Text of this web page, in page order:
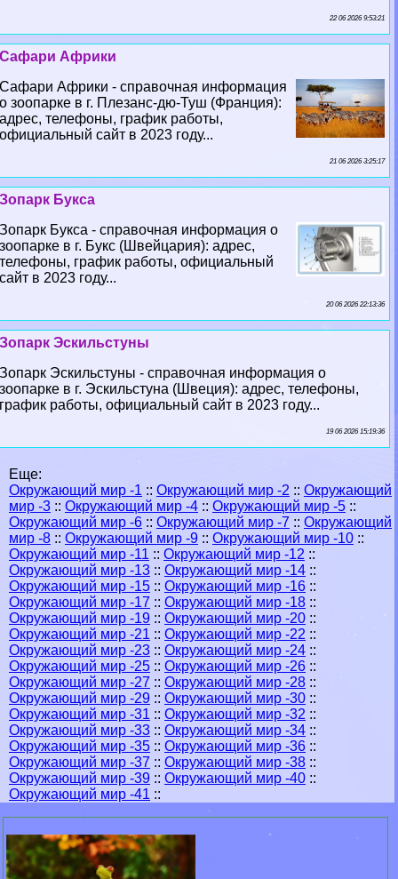
22 06 2026 9:53:21
Сафари Африки
Сафари Африки - справочная информация
о зоопарке в г. Плезанс-дю-Туш (Франция):
адрес, телефоны, график работы,
официальный сайт в 2023 году...
21 06 2026 3:25:17
Зопарк Букса
Зопарк Букса - справочная информация о
зоопарке в г. Букс (Швейцария): адрес,
телефоны, график работы, официальный
сайт в 2023 году...
20 06 2026 22:13:36
Зопарк Эскильстуны
Зопарк Эскильстуны - справочная информация о
зоопарке в г. Эскильстуна (Швеция): адрес, телефоны,
график работы, официальный сайт в 2023 году...
19 06 2026 15:19:36
Еще:
Окружающий мир -1 :: Окружающий мир -2 :: Окружающий
мир -3 :: Окружающий мир -4 :: Окружающий мир -5 ::
Окружающий мир -6 :: Окружающий мир -7 :: Окружающий
мир -8 :: Окружающий мир -9 :: Окружающий мир -10 ::
Окружающий мир -11 :: Окружающий мир -12 ::
Окружающий мир -13 :: Окружающий мир -14 ::
Окружающий мир -15 :: Окружающий мир -16 ::
Окружающий мир -17 :: Окружающий мир -18 ::
Окружающий мир -19 :: Окружающий мир -20 ::
Окружающий мир -21 :: Окружающий мир -22 ::
Окружающий мир -23 :: Окружающий мир -24 ::
Окружающий мир -25 :: Окружающий мир -26 ::
Окружающий мир -27 :: Окружающий мир -28 ::
Окружающий мир -29 :: Окружающий мир -30 ::
Окружающий мир -31 :: Окружающий мир -32 ::
Окружающий мир -33 :: Окружающий мир -34 ::
Окружающий мир -35 :: Окружающий мир -36 ::
Окружающий мир -37 :: Окружающий мир -38 ::
Окружающий мир -39 :: Окружающий мир -40 ::
Окружающий мир -41 ::